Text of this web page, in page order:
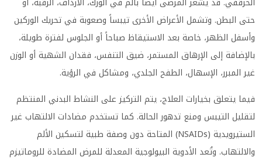
حتى البطن. وتشمل الأعراض الأخرى تيبساً وصعوبة في تحريك الوركين
وأسفل الظهر، خاصة بعد الاستيقاظ صباحاً أو الجلوس لفترة طويلة،
بالإضافة إلى الإرهاق المستمر، ضيق التنفس، فقدان الشهية أو الوزن
غير المبرر، الإسهال، الطفح الجلدي، ومشاكل في الرؤية.
فيما يتعلق بخيارات العلاج، يتم التركيز على النشاط البدني المنتظم
لتقليل التيبس ومنع تدهور الحالة. كما تستخدم مضادات الالتهاب غير
الستيرويدية (NSAIDs) المتاحة دون وصفة طبية لتسكين الألم
والالتهاب. وتُعد الأدوية البيولوجية المعدلة للمرض المضادة للروماتيزم